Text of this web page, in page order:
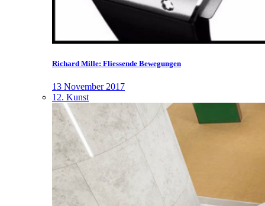
Richard Mille: Fliessende Bewegungen
13 November 2017
12. Kunst